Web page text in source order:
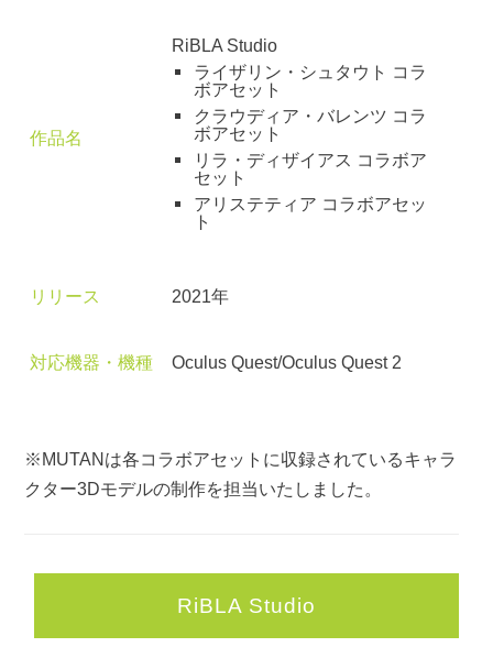
作品名
RiBLA Studio
ライザリン・シュタウト コラ
ボアセット
クラウディア・バレンツ コラ
ボアセット
リラ・ディザイアス コラボア
セット
アリステティア コラボアセッ
ト
リリース 2021年
対応機器・機種 Oculus Quest/Oculus Quest 2
※MUTANは各コラボアセットに収録されているキャラ
クター3Dモデルの制作を担当いたしました。
RiBLA Studio